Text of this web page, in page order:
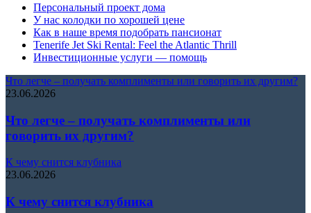
Персональный проект дома
У нас колодки по хорошей цене
Как в наше время подобрать пансионат
Tenerife Jet Ski Rental: Feel the Atlantic Thrill
Инвестиционные услуги — помощь
Что легче – получать комплименты или говорить их другим?
23.06.2026
Что легче – получать комплименты или
говорить их другим?
К чему снится клубника
23.06.2026
К чему снится клубника